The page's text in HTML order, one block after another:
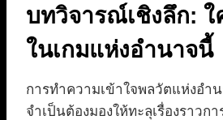
บทวิจารณ์เชิงลึก: ใ
ในเกมแห่งอำนาจนี้
การทำความเข้าใจพลวัตแห่งอำ
จำเป็นต้องมองให้ทะลุเรื่องราวก